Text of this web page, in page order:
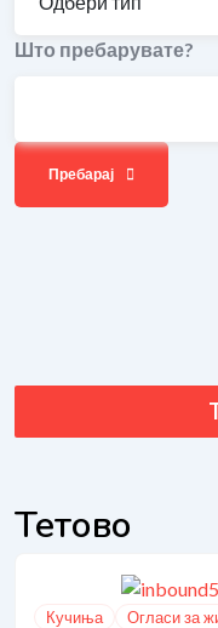
Што пребарувате?
Пребарај
Тетово
Кучиња Огласи за